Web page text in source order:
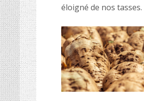
éloigné de nos tasses.